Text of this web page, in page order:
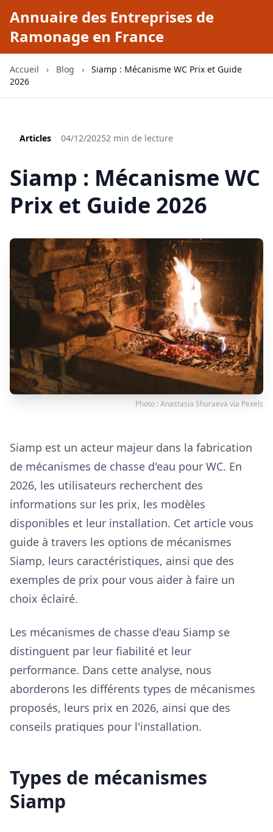
Annuaire des Entreprises de
Ramonage en France
Accueil › Blog ›
Siamp : Mécanisme WC Prix et Guide
2026
Articles 04/12/20252 min de lecture
Siamp : Mécanisme WC
Prix et Guide 2026
Photo :Anastasia Shuraeva via Pexels
Siamp est un acteur majeur dans la fabrication
de mécanismes de chasse d'eau pour WC. En
2026, les utilisateurs recherchent des
informations sur les prix, les modèles
disponibles et leur installation. Cet article vous
guide à travers les options de mécanismes
Siamp, leurs caractéristiques, ainsi que des
exemples de prix pour vous aider à faire un
choix éclairé.
Les mécanismes de chasse d'eau Siamp se
distinguent par leur fiabilité et leur
performance. Dans cette analyse, nous
aborderons les différents types de mécanismes
proposés, leurs prix en 2026, ainsi que des
conseils pratiques pour l'installation.
Types de mécanismes
Siamp